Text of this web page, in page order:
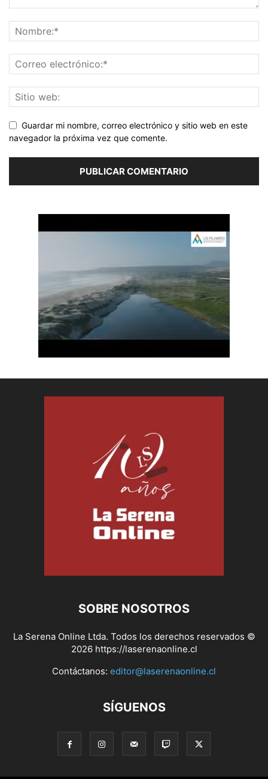
Guardar mi nombre, correo electrónico y sitio web en este
navegador la próxima vez que comente.
SOBRE NOSOTROS
La Serena Online Ltda. Todos los derechos reservados ©
2026 https://laserenaonline.cl
Contáctanos: editor@laserenaonline.cl
SÍGUENOS